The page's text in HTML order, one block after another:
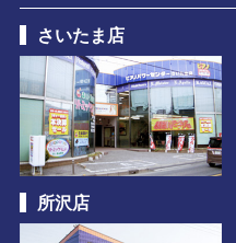
さいたま店
所沢店